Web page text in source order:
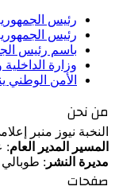
رئيس الجمهورية
رئيس
باسم رئيس
وزارة
الأمن
من نحن
النخبة نيوز منبر
المسير المدير العام:
مديرة النشر : طوبالي
صفحات